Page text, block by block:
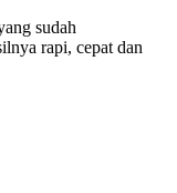
sudah
rapi, cepat dan